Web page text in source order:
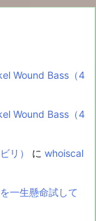
Wound Bass（4
Wound Bass（4
リ）
に whoiscal
一生懸命試して